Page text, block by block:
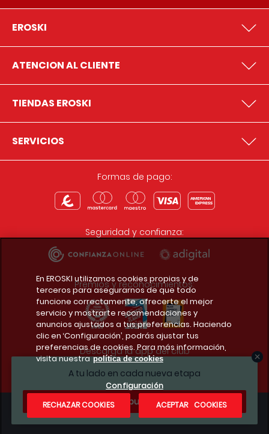
A tu lado en cada nueva etapa
¿Te apuntas?
EROSKI
ATENCION AL CLIENTE
TIENDAS EROSKI
SERVICIOS
Formas de pago:
Seguridad y confianza:
Premios y reconocimientos:
Descarga la app del club
Condiciones legales
En EROSKI utilizamos cookies propias y de
terceros para asegurarnos de que todo
funcione correctamente, ofrecerte el mejor
servicio y mostrarte recomendaciones y
anuncios ajustados a tus preferencias. Haciendo
clic en ‘Configuración’, podrás ajustar tus
preferencias de cookies. Para más información,
visita nuestra política de cookies
Configuración
RECHAZAR COOKIES
ACEPTAR COOKIES